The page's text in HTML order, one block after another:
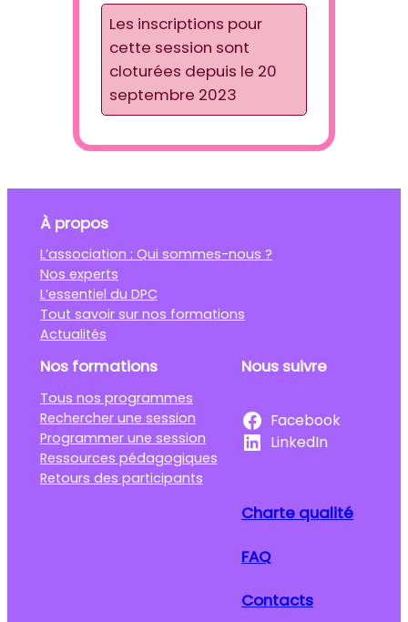
Les inscriptions pour
cette session sont
cloturées depuis le 20
septembre 2023
À propos
L’association : Qui sommes-nous ?
Nos experts
L’essentiel du DPC
Tout savoir sur nos formations
Actualités
Nos formations
Tous nos programmes
Rechercher une session
Programmer une session
Ressources pédagogiques
Retours des participants
Nous suivre
Facebook
LinkedIn
Charte qualité
FAQ
Contacts